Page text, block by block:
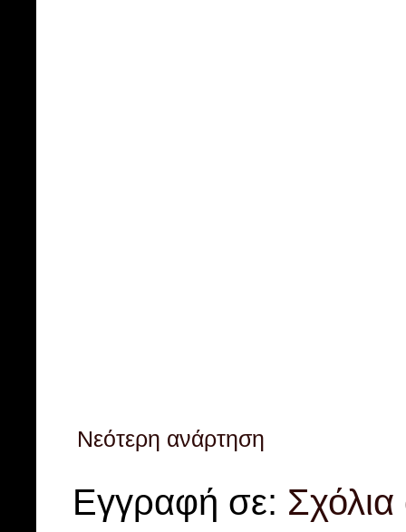
Νεότερη ανάρτηση
Εγγραφή σε: